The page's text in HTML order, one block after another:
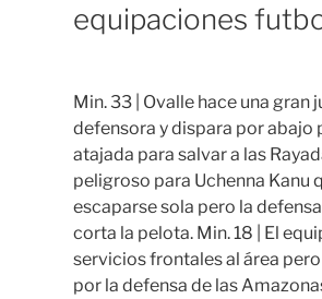
equipaciones
Min. 33 | Ovalle hace una gran
defensora y dispara por abajo
atajada para salvar a las
peligroso para Uchenna Kanu
escaparse sola pero la
corta la pelota. Min. 18 | El
servicios frontales al área
por la defensa de las